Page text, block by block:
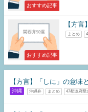
おすすめ記事
おすすめ記事
【方
まとめ
【方言】「しに」の意味
沖縄 沖縄弁 まとめ 47都道府県